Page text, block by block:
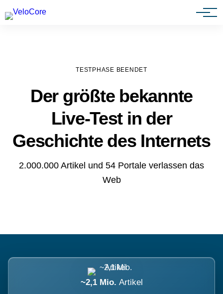
Agenturen & Webdesigner
TESTPHASE BEENDET
Der größte bekannte
Live-Test in der
Geschichte des Internets
2.000.000 Artikel und 54 Portale verlassen das
Web
~2,1 Mio. Artikel